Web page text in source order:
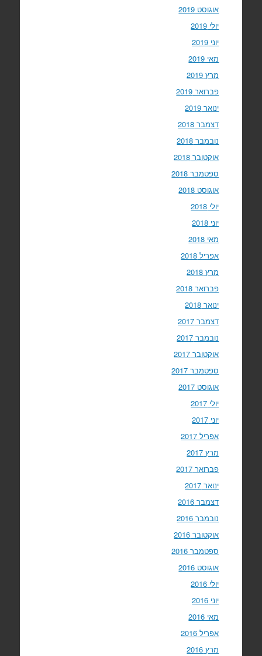
אוגוסט 2019
יולי 2019
יוני 2019
מאי 2019
מרץ 2019
פברואר 2019
ינואר 2019
דצמבר 2018
נובמבר 2018
אוקטובר 2018
ספטמבר 2018
אוגוסט 2018
יולי 2018
יוני 2018
מאי 2018
אפריל 2018
מרץ 2018
פברואר 2018
ינואר 2018
דצמבר 2017
נובמבר 2017
אוקטובר 2017
ספטמבר 2017
אוגוסט 2017
יולי 2017
יוני 2017
אפריל 2017
מרץ 2017
פברואר 2017
ינואר 2017
דצמבר 2016
נובמבר 2016
אוקטובר 2016
ספטמבר 2016
אוגוסט 2016
יולי 2016
יוני 2016
מאי 2016
אפריל 2016
מרץ 2016